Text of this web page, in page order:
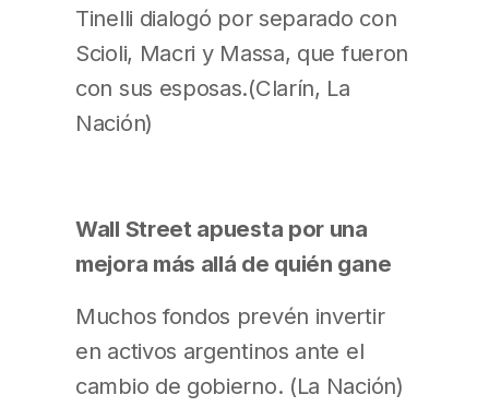
Tinelli dialogó por separado con
Scioli, Macri y Massa, que fueron
con sus esposas.(Clarín, La
Nación)
Wall Street apuesta por una
mejora más allá de quién gane
Muchos fondos prevén invertir
en activos argentinos ante el
cambio de gobierno. (La Nación)